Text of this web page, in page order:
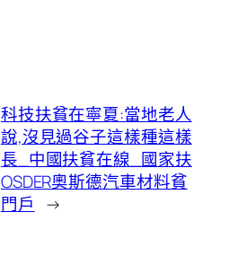
科技扶貧在寧夏:當地老人
說,沒見過谷子這樣種這樣
長_中國扶貧在線_國家扶
OSDER奧斯德汽車材料貧
門戶
→